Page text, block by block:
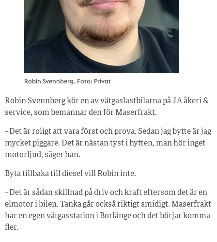
Robin Svennberg. Foto: Privat
Robin Svennberg kör en av vätgaslastbilarna på J A åkeri &
service, som bemannar den för Maserfrakt.
– Det är roligt att vara först och prova. Sedan jag bytte är jag
mycket piggare. Det är nästan tyst i hytten, man hör inget
motorljud, säger han.
Byta tillbaka till diesel vill Robin inte.
– Det är sådan skillnad på driv och kraft eftersom det är en
elmotor i bilen. Tanka går också riktigt smidigt. Maserfrakt
har en egen vätgasstation i Borlänge och det börjar komma
fler.